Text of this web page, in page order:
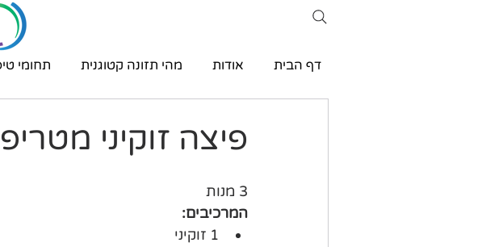
דף הבית אודות מהי תזונה קטוגנית תחומי
פיצה זוקיני
3 מנות
המרכיבים:
1 זוקיני